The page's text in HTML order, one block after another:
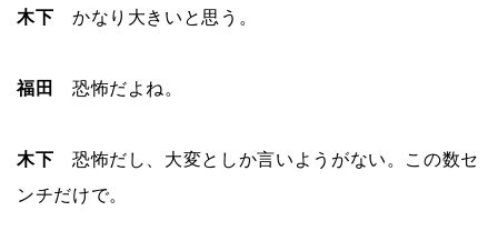
木下 かなり大きいと思う。
福田 恐怖だよね。
木下 恐怖だし、大変としか言いようがない。この数セ
ンチだけで。